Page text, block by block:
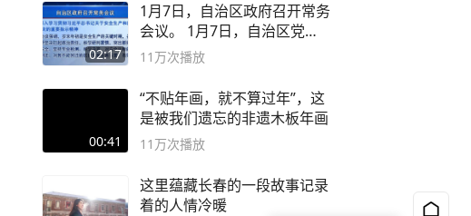
02:17
1月7日，自治区政府召开常务
会议。 1月7日，自治区党委
副书记
11万次播放
00:41
“不贴年画，就不算过年”，这
是被我们遗忘的非遗木板年画
11万次播放
这里蕴藏长春的一段故事记录
着的人情冷暖